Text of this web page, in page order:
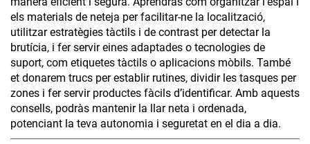
els materials de neteja per facilitar-ne la localització,
utilitzar estratègies tàctils i de contrast per detectar la
brutícia, i fer servir eines adaptades o tecnologies de
suport, com etiquetes tàctils o aplicacions mòbils. També
et donarem trucs per establir rutines, dividir les tasques per
zones i fer servir productes fàcils d’identificar. Amb aquests
consells, podràs mantenir la llar neta i ordenada,
potenciant la teva autonomia i seguretat en el dia a dia.